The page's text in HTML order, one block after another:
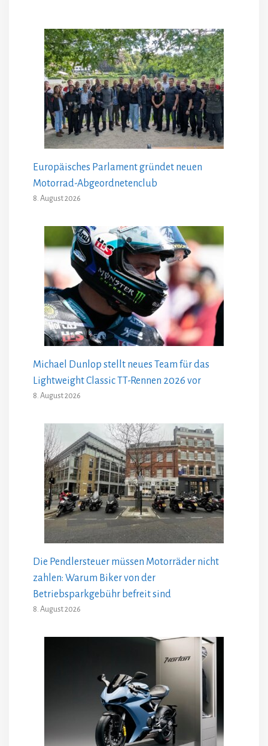
Europäisches Parlament gründet neuen
Motorrad-Abgeordnetenclub
8. August 2026
Michael Dunlop stellt neues Team für das
Lightweight Classic TT-Rennen 2026 vor
8. August 2026
Die Pendlersteuer müssen Motorräder nicht
zahlen: Warum Biker von der
Betriebsparkgebühr befreit sind
8. August 2026